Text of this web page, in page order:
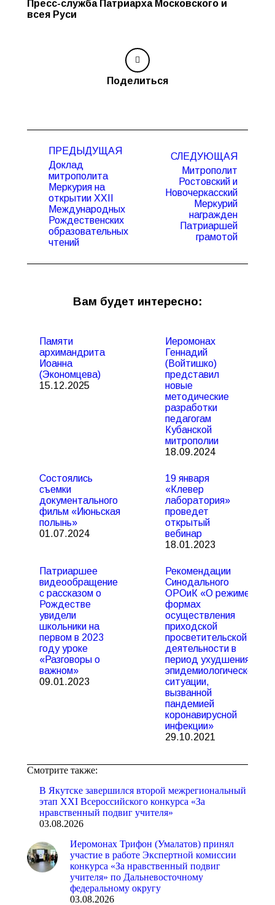
Пресс-служба Патриарха Московского и
всея Руси
Поделиться
записям
ПРЕДЫДУЩАЯ
Предыдущая
запись:
Доклад
митрополита
Меркурия на
открытии XXII
Международных
Рождественских
образовательных
чтений
СЛЕДУЮЩАЯ
Следующая
запись:
Митрополит
Ростовский и
Новочеркасский
Меркурий
награжден
Патриаршей
грамотой
Вам будет интересно:
Памяти
архимандрита
Иоанна
(Экономцева)
15.12.2025
Иеромонах
Геннадий
(Войтишко)
представил
новые
методические
разработки
педагогам
Кубанской
митрополии
18.09.2024
Состоялись
съемки
документального
фильм «Июньская
полынь»
01.07.2024
19 января
«Клевер
лаборатория»
проведет
открытый
вебинар
18.01.2023
Патриаршее
видеообращение
с рассказом о
Рождестве
увидели
школьники на
первом в 2023
году уроке
«Разговоры о
важном»
09.01.2023
Рекомендации
Синодального
ОРОиК «О режиме и
формах
осуществления
приходской
просветительской
деятельности в
период ухудшения
эпидемиологической
ситуации,
вызванной
пандемией
коронавирусной
инфекции»
29.10.2021
Смотрите также:
В Якутске завершился второй межрегиональный
этап XXI Всероссийского конкурса «За
нравственный подвиг учителя»
03.08.2026
Иеромонах Трифон (Умалатов) принял
участие в работе Экспертной комиссии
конкурса «За нравственный подвиг
учителя» по Дальневосточному
федеральному округу
03.08.2026